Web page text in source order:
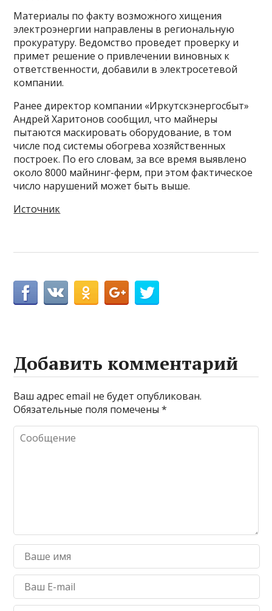
Материалы по факту возможного хищения
электроэнергии направлены в региональную
прокуратуру. Ведомство проведет проверку и
примет решение о привлечении виновных к
ответственности, добавили в электросетевой
компании.
Ранее директор компании «Иркутскэнергосбыт»
Андрей Харитонов сообщил, что майнеры
пытаются маскировать оборудование, в том
числе под системы обогрева хозяйственных
построек. По его словам, за все время выявлено
около 8000 майнинг-ферм, при этом фактическое
число нарушений может быть выше.
Источник
Добавить комментарий
Ваш адрес email не будет опубликован.
Обязательные поля помечены*